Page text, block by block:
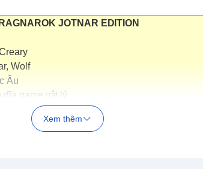
JOTNAR EDITION
Wolf
Âu
đĩa game vật lý
thước 2''
chiếc túi in biểu tượng Yggdrasil
Xem thêm